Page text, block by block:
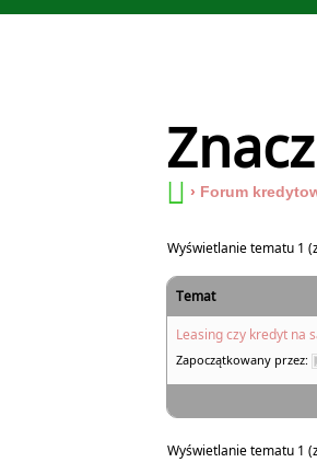
› Forum
Wyświetlanie tematu 1
Temat
Leasing czy kredyt na
Zapoczątkowany przez:
Wyświetlanie tematu 1